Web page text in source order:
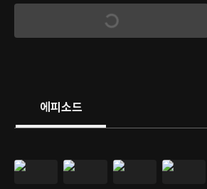
서로의 새로운 점을 발견하는 결혼 25년 차 부부
아온 삶도 다른 세 부부의 일상을 지켜보는 리얼
에피소드